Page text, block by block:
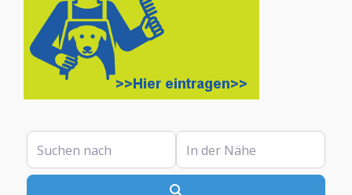
Suchen nach In der Nähe